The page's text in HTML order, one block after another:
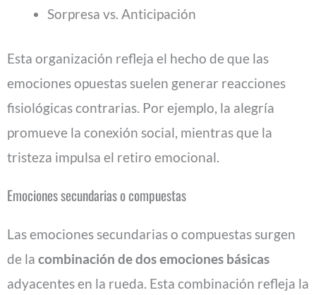
Sorpresa vs. Anticipación
Esta organización refleja el hecho de que las
emociones opuestas suelen generar reacciones
fisiológicas contrarias. Por ejemplo, la alegría
promueve la conexión social, mientras que la
tristeza impulsa el retiro emocional.
Emociones secundarias o compuestas
Las emociones secundarias o compuestas surgen
de la combinación de dos emociones básicas
adyacentes en la rueda. Esta combinación refleja la